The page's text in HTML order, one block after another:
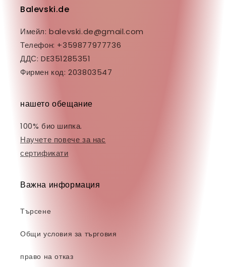
Balevski.de
Имейл: balevski.de@gmail.com
Телефон: +359877977736
ДДС: DE351285351
Фирмен код: 203803547
нашето обещание
100% био шипка.
Научете повече за нас
сертификати
Важна информация
Търсене
Общи условия за търговия
право на отказ